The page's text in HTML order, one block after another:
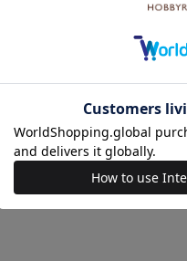
せの商品です。
く場合がございますので
ない場合は、別途メール